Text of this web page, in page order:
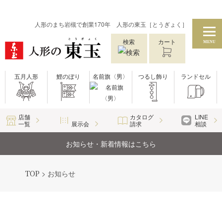
人形のまち岩槻で創業170年 人形の東玉［とうぎょく］
検索 カート MENU
五月人形 鯉のぼり 名前旗〈男〉 つるし飾り ランドセル
店舗
一覧
展示会
カタログ
請求
LINE
相談
お知らせ・新着情報はこちら
TOP > お知らせ